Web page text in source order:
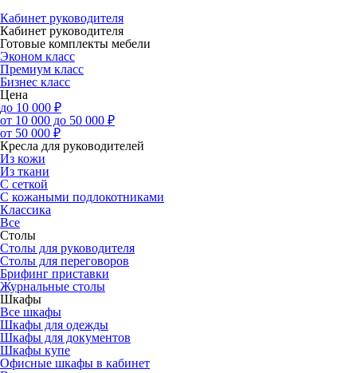
Кабинет руководителя
Кабинет руководителя
Готовые комплекты мебели
Эконом класс
Премиум класс
Бизнес класс
Цена
до 10 000 ₽
от 10 000 до 50 000 ₽
от 50 000 ₽
Кресла для руководителей
Из кожи
Из ткани
С сеткой
С кожаными подлокотниками
Классика
Все
Столы
Столы для руководителя
Столы для переговоров
Брифинг приставки
Журнальные столы
Шкафы
Все шкафы
Шкафы для одежды
Шкафы для документов
Шкафы купе
Офисные шкафы в кабинет